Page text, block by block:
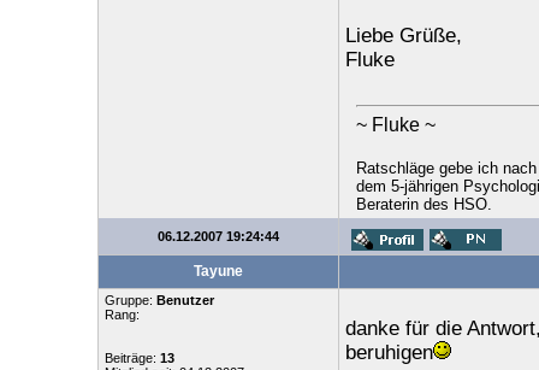
Liebe Grüße,
Fluke
~ Fluke ~
Ratschläge gebe ich
dem 5-jährigen
Beraterin des HSO.
06.12.2007 19:24:44
Tayune
Gruppe: Benutzer
Rang:
Beiträge: 13
danke für die
beruhigen